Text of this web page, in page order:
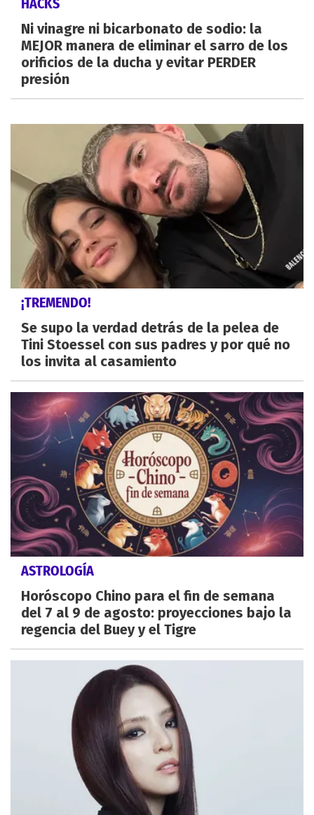
Ni vinagre ni bicarbonato de sodio: la
MEJOR manera de eliminar el sarro de los
orificios de la ducha y evitar PERDER
presión
¡TREMENDO!
Se supo la verdad detrás de la pelea de
Tini Stoessel con sus padres y por qué no
los invita al casamiento
ASTROLOGÍA
Horóscopo Chino para el fin de semana
del 7 al 9 de agosto: proyecciones bajo la
regencia del Buey y el Tigre